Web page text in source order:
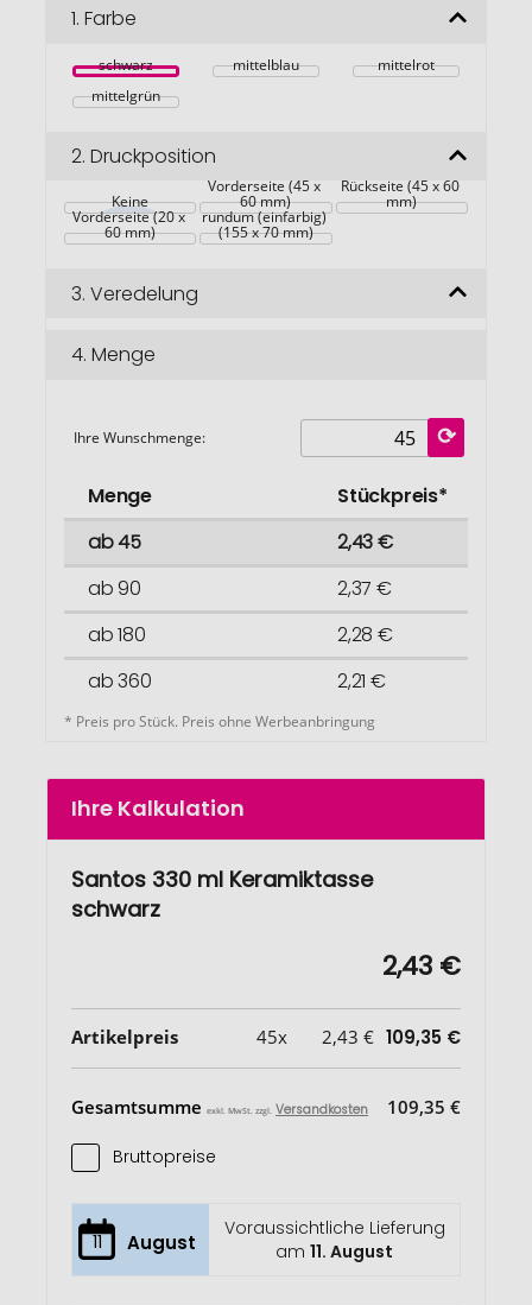
Bildgalerie
1. Farbe
schwarz mittelblau
mittelrot
mittelgrün
2. Druckposition
Keine
Vorderseite (45 x
60 mm)
Rückseite (45 x 60
mm)
Vorderseite (20 x
60 mm)
rundum (einfarbig)
(155 x 70 mm)
3. Veredelung
4. Menge
Ihre Wunschmenge:
Menge
Stückpreis*
ab 45
2,43 €
ab 90
2,37 €
ab 180
2,28 €
ab 360
2,21 €
* Preis pro Stück. Preis ohne Werbeanbringung
Ihre Kalkulation
Santos 330 ml Keramiktasse
schwarz
2,43 €
Artikelpreis 45x 2,43 € 109,35 €
Gesamtsumme exkl. MwSt. zzgl. Versandkosten 109,35 €
Bruttopreise
11 August
Voraussichtliche Lieferung
am11. August